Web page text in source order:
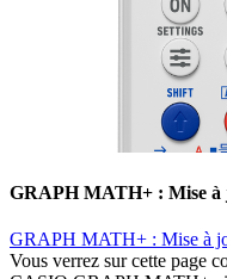
GRAPH MATH+ : Mise à
GRAPH MATH+ : Mise à
Vous verrez sur cette page